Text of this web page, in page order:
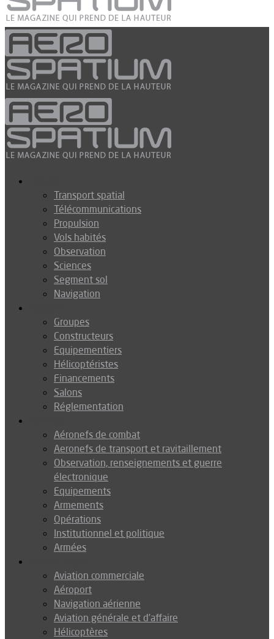
Transport spatial
Télécommunications
Propulsion
Vols habités
Observation
Sciences
Segment sol
Navigation
Groupes
Constructeurs
Equipementiers
Hélicoptéristes
Financements
Salons
Réglementation
Aéronefs de combat
Aeronefs de transport et ravitaillement
Observation, renseignements et guerre
électronique
Equipements
Armements
Opérations
Institutionnel et politique
Armées
Aviation commerciale
Aéroport
Navigation aérienne
Aviation générale et d’affaire
Hélicoptères